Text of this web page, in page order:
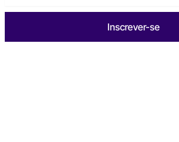
Inscrever-se